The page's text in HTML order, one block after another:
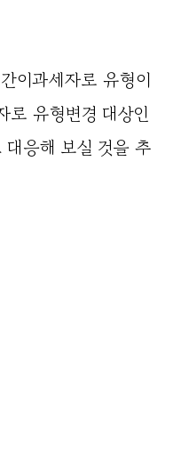
이과세자로 유형이
로 유형변경 대상인
응해 보실 것을 추